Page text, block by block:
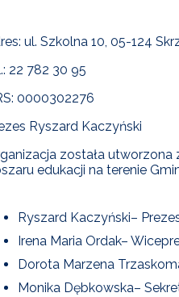
ul. Szkolna 10, 05-124
22 782 30 95
0000302276
Ryszard Kaczyński
została utworzona
edukacji na terenie
Ryszard Kaczyński–
Irena Maria Ordak–
Dorota Marzena
Monika Dębkowska–